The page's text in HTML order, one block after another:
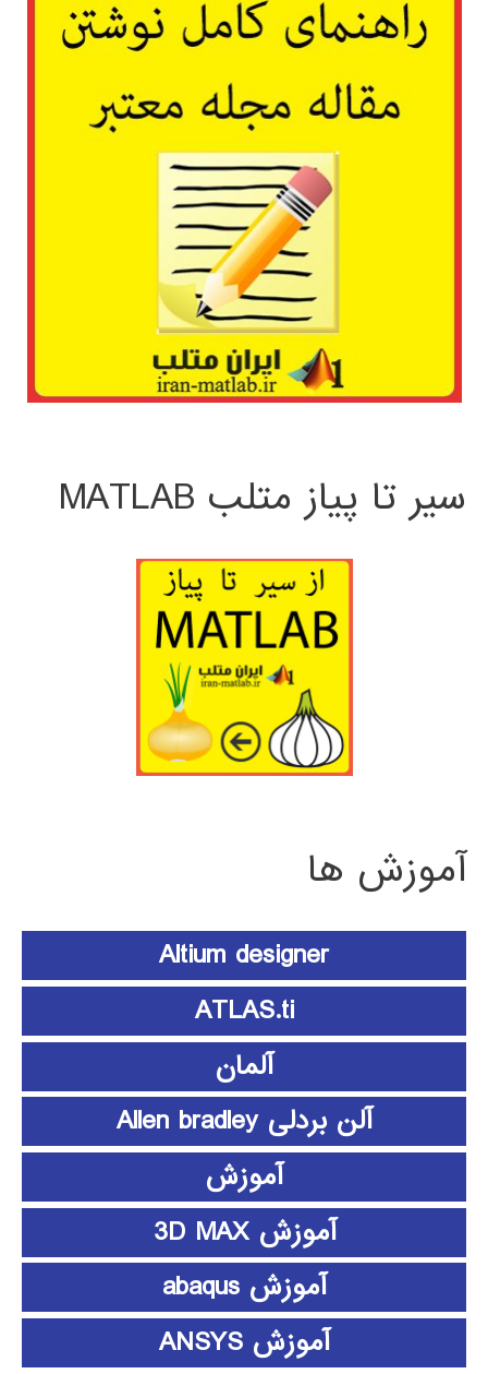
سیر تا پیاز متلب MATLAB
آموزش ها
Altium designer
ATLAS.ti
آلمان
آلن بردلی Allen bradley
آموزش
آموزش 3D MAX
آموزش abaqus
آموزش ANSYS